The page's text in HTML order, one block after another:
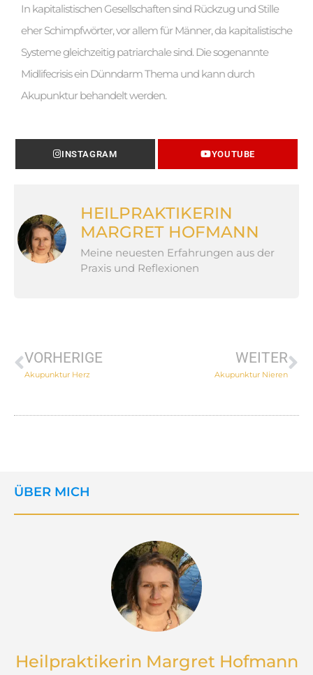
In kapitalistischen Gesellschaften sind Rückzug und Stille
eher Schimpfwörter, vor allem für Männer, da kapitalistische
Systeme gleichzeitig patriarchale sind. Die sogenannte
Midlifecrisis ein Dünndarm Thema und kann durch
Akupunktur behandelt werden.
INSTAGRAM YOUTUBE
HEILPRAKTIKERIN
MARGRET HOFMANN
Meine neuesten Erfahrungen aus der
Praxis und Reflexionen
VORHERIGE
Akupunktur Herz
WEITER
Akupunktur Nieren
ÜBER MICH
Heilpraktikerin Margret Hofmann